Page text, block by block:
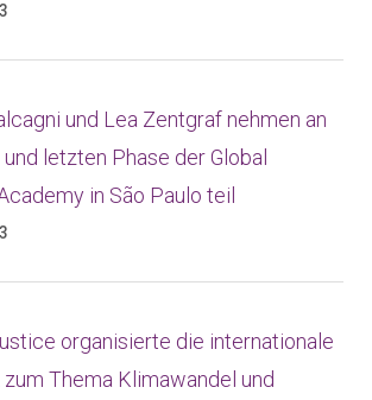
und Lea Zentgraf nehmen an
letzten Phase der Global
in São Paulo teil
organisierte die internationale
Thema Klimawandel und